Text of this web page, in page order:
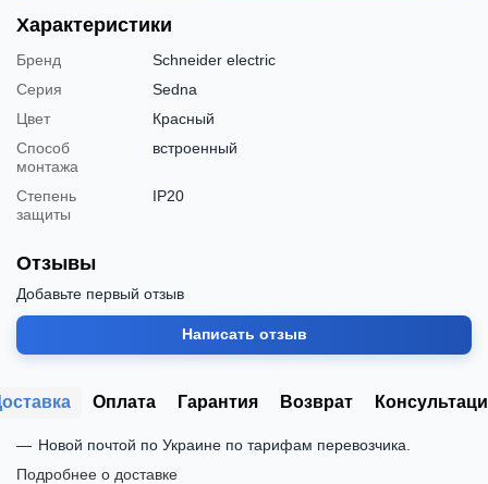
Характеристики
Бренд
Schneider electric
Серия
Sedna
Цвет
Красный
Способ
монтажа
встроенный
Степень
защиты
IP20
Отзывы
Добавьте первый отзыв
Написать отзыв
Оплата Гарантия Возврат
Новой почтой по Украине по тарифам перевозчика.
Подробнее о доставке